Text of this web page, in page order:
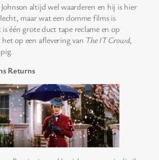
altijd wel waarderen en hij is hier
maar wat een domme films is
één grote duct tape reclame en op
op een aflevering van The IT Crowd,
Returns